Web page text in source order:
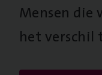
Mensen die
het verschil